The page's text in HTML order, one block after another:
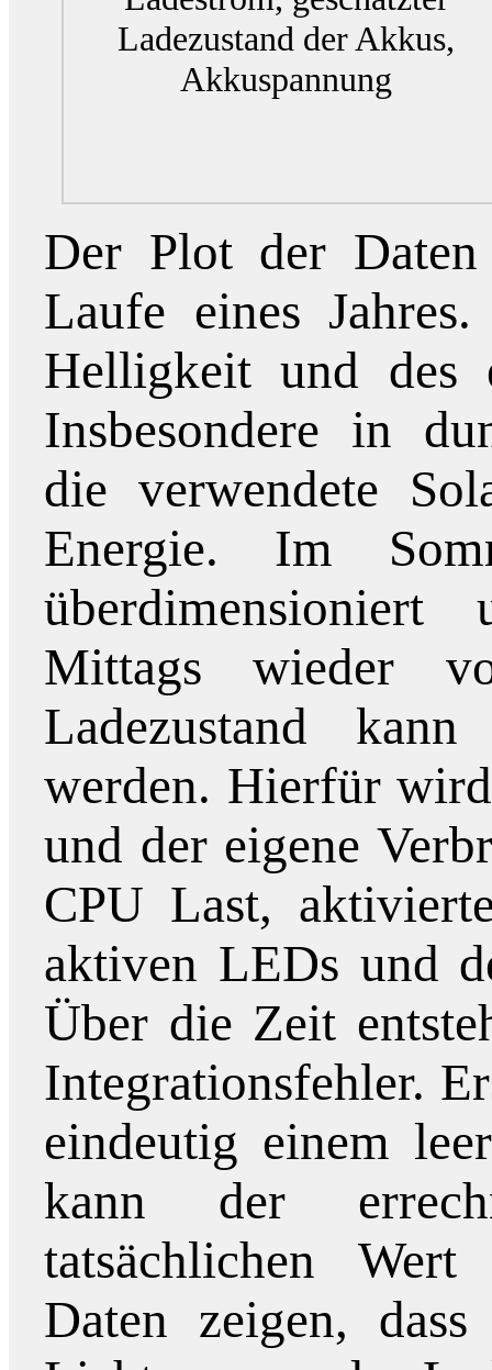
Ladezustand der Akkus,
Akkuspannung
Der Plot der
Laufe eines
Helligkeit und des
Insbesondere in
die verwendete
Energie. Im
Mittags wieder
Ladezustand
werden. Hierfür
und der eigene
CPU Last,
aktiven LEDs und
Über die Zeit
Integrationsfehler.
eindeutig einem
kann der
tatsächlichen
Daten zeigen,